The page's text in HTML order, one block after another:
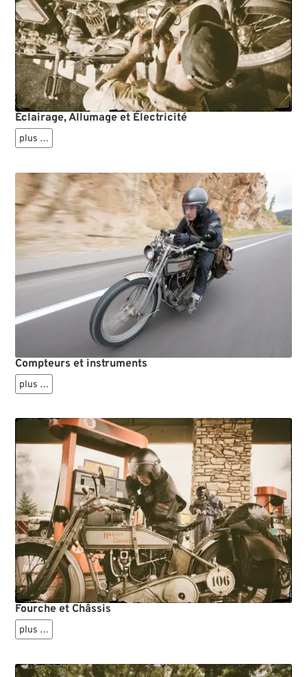
Éclairage, Allumage et Électricité
plus …
Compteurs et instruments
plus …
Fourche et Châssis
plus …